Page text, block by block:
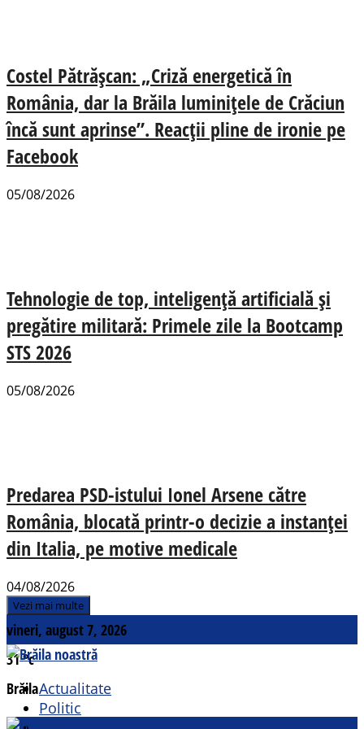
Costel Pătrășcan: „Criză energetică în
România, dar la Brăila luminițele de Crăciun
încă sunt aprinse”. Reacții pline de ironie pe
Facebook
05/08/2026
Tehnologie de top, inteligență artificială și
pregătire militară: Primele zile la Bootcamp
STS 2026
05/08/2026
Predarea PSD-istului Ionel Arsene către
România, blocată printr-o decizie a instanței
din Italia, pe motive medicale
04/08/2026
Vezi mai multe
vineri, august 7, 2026
31°c
BrăilaActualitate
Politic